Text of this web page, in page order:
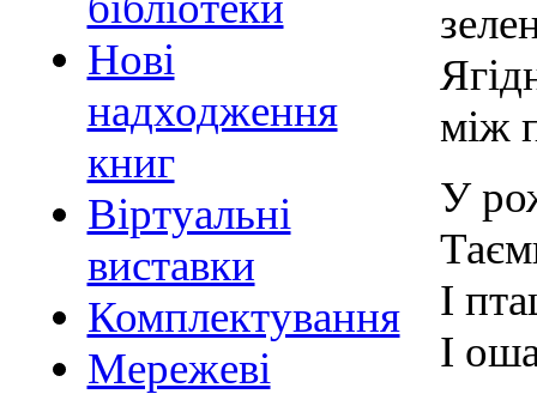
Нові
надходження
книг
Віртуальні
виставки
Комплектування
Мережеві
між
У
І
І